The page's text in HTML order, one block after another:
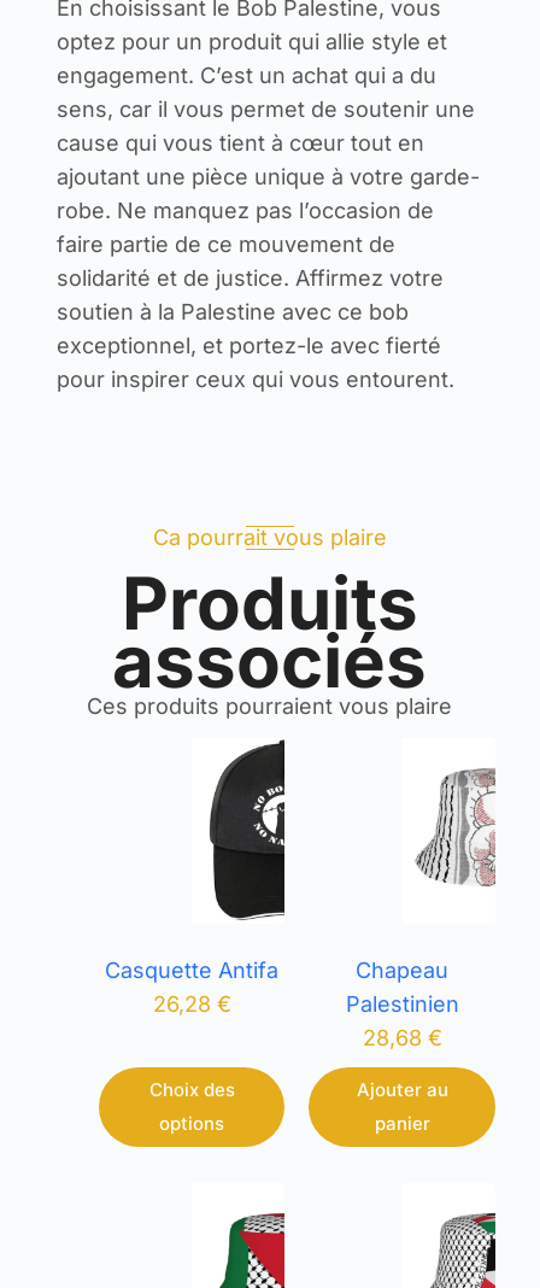
En choisissant le Bob Palestine, vous
optez pour un produit qui allie style et
engagement. C’est un achat qui a du
sens, car il vous permet de soutenir une
cause qui vous tient à cœur tout en
ajoutant une pièce unique à votre garde-
robe. Ne manquez pas l’occasion de
faire partie de ce mouvement de
solidarité et de justice. Affirmez votre
soutien à la Palestine avec ce bob
exceptionnel, et portez-le avec fierté
pour inspirer ceux qui vous entourent.
Ca pourrait vous plaire
Produits
associés
Ces produits pourraient vous plaire
Casquette Antifa
26,28 €
Choix des
options
Chapeau
Palestinien
28,68 €
Ajouter au
panier